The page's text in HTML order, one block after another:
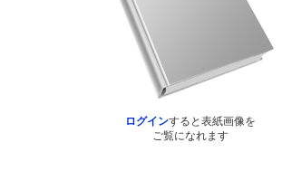
ログインすると表紙画像を
ご覧になれます